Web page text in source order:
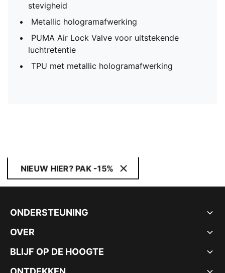
stevigheid
Metallic hologramafwerking
PUMA Air Lock Valve voor uitstekende
luchtretentie
TPU met metallic hologramafwerking
NIEUW HIER? PAK -15%
ONDERSTEUNING
OVER
BLIJF OP DE HOOGTE